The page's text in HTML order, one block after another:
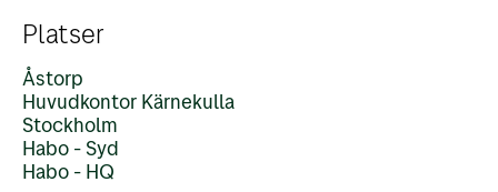
Platser
Åstorp
Huvudkontor Kärnekulla
Stockholm
Habo - Syd
Habo - HQ